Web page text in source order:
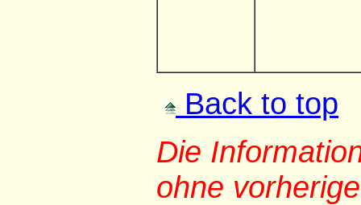
Back to top
Die
ohne